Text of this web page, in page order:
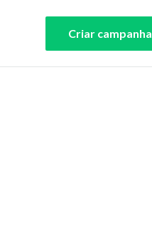
Criar campanha